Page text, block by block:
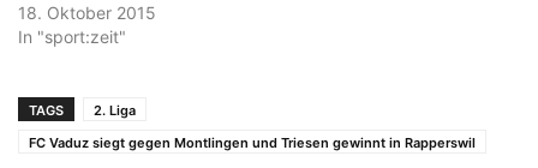
18. Oktober 2015
In "sport:zeit"
TAGS
2. Liga
FC Vaduz siegt gegen Montlingen und Triesen gewinnt in Rapperswil